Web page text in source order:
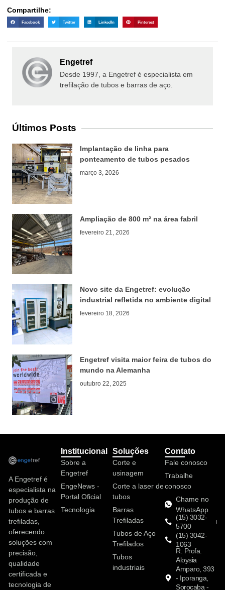
Engetref
Desde 1997, a Engetref é especialista em
trefilação de tubos e barras de aço.
Últimos Posts
Implantação de linha para
ponteamento de tubos pesados
março 3, 2026
Ampliação de 800 m² na área fabril
fevereiro 21, 2026
Novo site da Engetref: evolução
industrial refletida no ambiente digital
fevereiro 18, 2026
Engetref visita maior feira de tubos do
mundo na Alemanha
outubro 22, 2025
Compartilhe:
Facebook Twitter LinkedIn Pinterest
Institucional
Sobre a
Engetref
EngeNews -
Portal Oficial
Tecnologia
Soluções
Corte e
usinagem
Corte a laser de
tubos
Barras
Trefiladas
Tubos de Aço
Trefilados
Tubos
industriais
Contato
Fale conosco
Trabalhe
conosco
Chame no
WhatsApp
(15) 3032-
5700
(15) 3042-
1063
R. Profa.
Aloysia
Amparo, 393
- Iporanga,
Sorocaba -
A Engetref é
especialista na
produção de
tubos e barras
trefiladas,
oferecendo
soluções com
precisão,
qualidade
certificada e
tecnologia de